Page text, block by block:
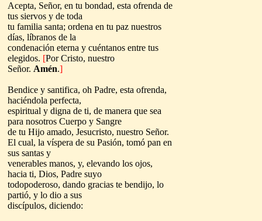
Acepta, Señor, en tu bondad, esta ofrenda de
tus siervos y de toda
tu familia santa; ordena en tu paz nuestros
días, líbranos de la
condenación eterna y cuéntanos entre tus
elegidos. [Por Cristo, nuestro
Señor. Amén.]
Bendice y santifica, oh Padre, esta ofrenda,
haciéndola perfecta,
espiritual y digna de ti, de manera que sea
para nosotros Cuerpo y Sangre
de tu Hijo amado, Jesucristo, nuestro Señor.
El cual, la víspera de su Pasión, tomó pan en
sus santas y
venerables manos, y, elevando los ojos,
hacia ti, Dios, Padre suyo
todopoderoso, dando gracias te bendijo, lo
partió, y lo dio a sus
discípulos, diciendo: